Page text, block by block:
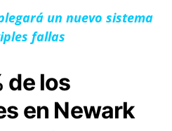
un nuevo sistema
fallas
de los
en Newark